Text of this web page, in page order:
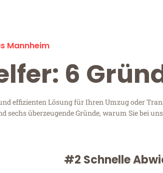
Mannheim
6
effizienten Lösung für Ihren Umzug oder
sechs überzeugende Gründe, warum Sie bei
#2 Schnelle